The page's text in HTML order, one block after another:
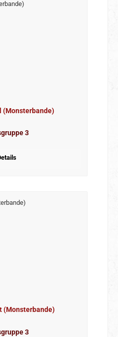
(Monsterbande)
3
(Monsterbande)
3